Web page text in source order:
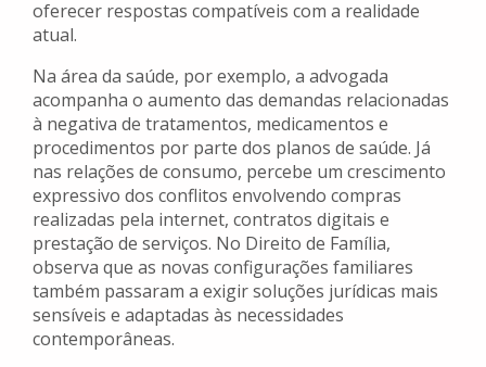
oferecer respostas compatíveis com a realidade
atual.
Na área da saúde, por exemplo, a advogada
acompanha o aumento das demandas relacionadas
à negativa de tratamentos, medicamentos e
procedimentos por parte dos planos de saúde. Já
nas relações de consumo, percebe um crescimento
expressivo dos conflitos envolvendo compras
realizadas pela internet, contratos digitais e
prestação de serviços. No Direito de Família,
observa que as novas configurações familiares
também passaram a exigir soluções jurídicas mais
sensíveis e adaptadas às necessidades
contemporâneas.